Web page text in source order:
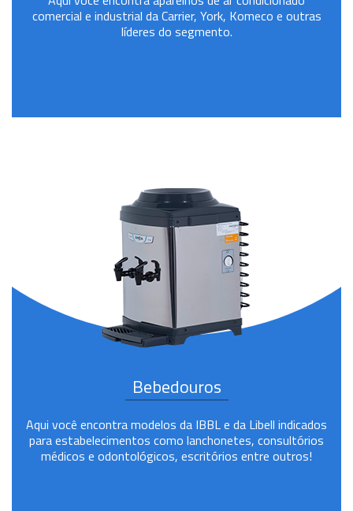
comercial e industrial da Carrier, York, Komeco e outras
líderes do segmento.
Bebedouros
Aqui você encontra modelos da IBBL e da Libell indicados
para estabelecimentos como lanchonetes, consultórios
médicos e odontológicos, escritórios entre outros!